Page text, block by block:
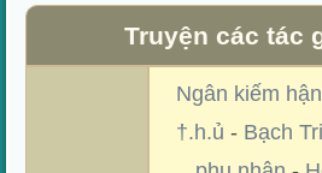
Truyện các tác
Ngân kiếm hận
†.h.ủ - Bạch